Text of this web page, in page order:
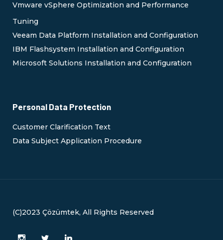
Vmware vSphere Optimization and Performance
Tuning
Veeam Data Platform Installation and Configuration
IBM Flashsystem Installation and Configuration
Microsoft Solutions Installation and Configuration
Personal Data Protection
Customer Clarification Text
Data Subject Application Procedure
(C)2023 Çözümtek, All Rights Reserved